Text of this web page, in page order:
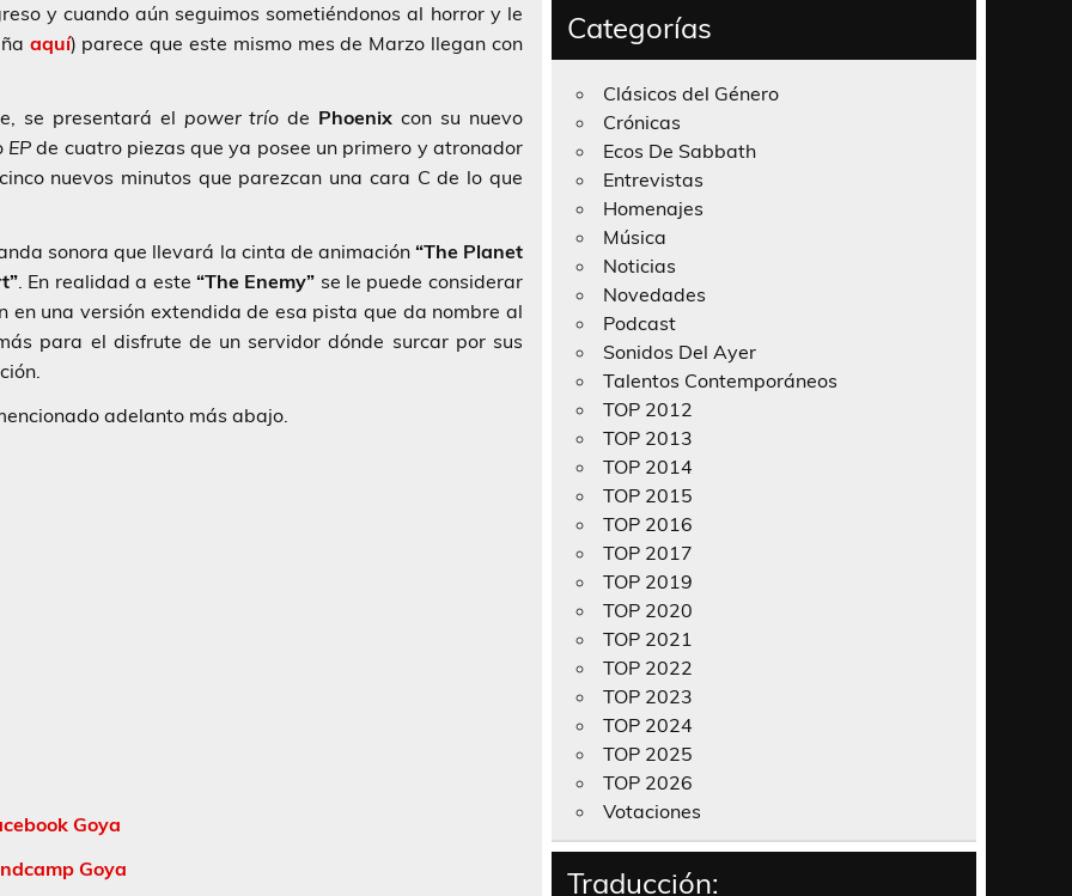
y cuando aún seguimos sometiéndonos al horror y le
aquí) parece que este mismo mes de Marzo llegan con
se presentará el power trío de Phoenix con su nuevo
EP de cuatro piezas que ya posee un primero y atronador
nuevos minutos que parezcan una cara C de lo que
sonora que llevará la cinta de animación “The Planet
. En realidad a este “The Enemy” se le puede considerar
una versión extendida de esa pista que da nombre al
para el disfrute de un servidor dónde surcar por sus
adelanto más abajo.
Goya
Goya
Categorías
Clásicos del Género
Crónicas
Ecos De Sabbath
Entrevistas
Homenajes
Música
Noticias
Novedades
Podcast
Sonidos Del Ayer
Talentos Contemporáneos
TOP 2012
TOP 2013
TOP 2014
TOP 2015
TOP 2016
TOP 2017
TOP 2019
TOP 2020
TOP 2021
TOP 2022
TOP 2023
TOP 2024
TOP 2025
TOP 2026
Votaciones
Traducción: